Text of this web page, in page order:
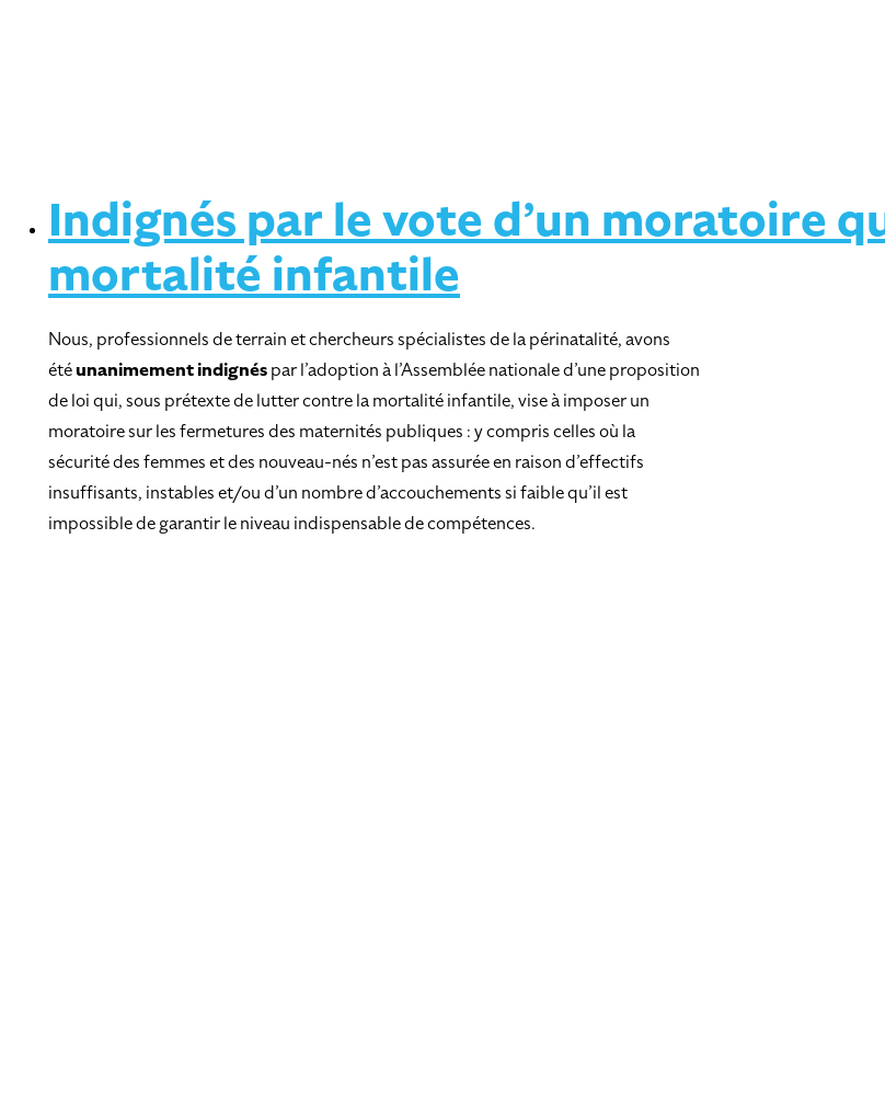
Indignés par le vote d’un moratoire
mortalité infantile
Nous, professionnels de terrain et chercheurs spécialistes de la périnatalité, avons
étéunanimement indignéspar l’adoption à l’Assemblée nationale d’une proposition
de loi qui, sous prétexte de lutter contre la mortalité infantile, vise à imposer un
moratoire sur les fermetures des maternités publiques : y compris celles où la
sécurité des femmes et des nouveau-nés n’est pas assurée en raison d’effectifs
insuffisants, instables et/ou d’un nombre d’accouchements si faible qu’il est
impossible de garantir le niveau indispensable de compétences.